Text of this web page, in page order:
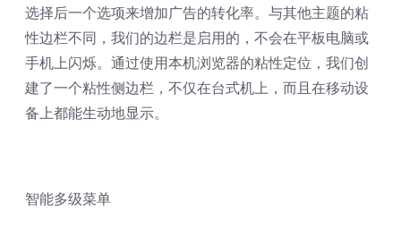
选择后一个选项来增加广告的转化率。与其他主题的粘
性边栏不同，我们的边栏是启用的，不会在平板电脑或
手机上闪烁。通过使用本机浏览器的粘性定位，我们创
建了一个粘性侧边栏，不仅在台式机上，而且在移动设
备上都能生动地显示。
智能多级菜单